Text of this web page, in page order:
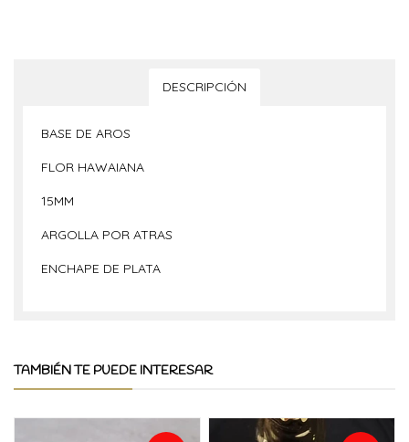
DESCRIPCIÓN
BASE DE AROS
FLOR HAWAIANA
15MM
ARGOLLA POR ATRAS
ENCHAPE DE PLATA
TAMBIÉN TE PUEDE INTERESAR